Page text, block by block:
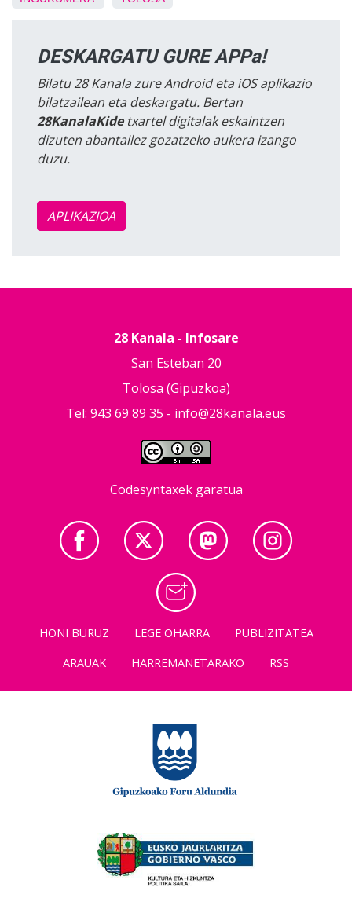
DESKARGATU GURE APPa!
Bilatu 28 Kanala zure Android eta iOS aplikazio
bilatzailean eta deskargatu. Bertan
28KanalaKidetxartel digitalak eskaintzen
dizuten abantailez gozatzeko aukera izango
duzu.
APLIKAZIOA
28 Kanala - Infosare
San Esteban 20
Tolosa (Gipuzkoa)
Tel: 943 69 89 35 - info@28kanala.eus
Codesyntaxek garatua
HONI BURUZ LEGE OHARRA
PUBLIZITATEA
ARAUAK
HARREMANETARAKO RSS